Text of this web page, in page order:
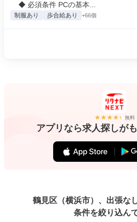
◆ 必須条件 PCの基本...
制服あり 歩合給あり +66個
無料
アプリなら求人探しが
鶴見区（横浜市）、出張な
条件を絞り込ん